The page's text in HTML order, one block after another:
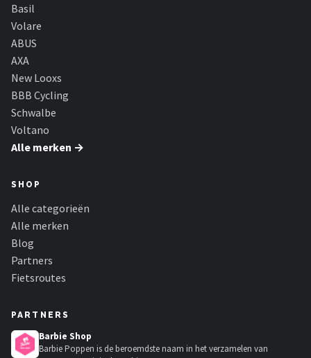
Basil
Volare
ABUS
AXA
New Looxs
BBB Cycling
Schwalbe
Voltano
Alle merken →
SHOP
Alle categorieën
Alle merken
Blog
Partners
Fietsroutes
PARTNERS
Barbie Shop
Barbie Poppen is de beroemdste naam in het verzamelen van